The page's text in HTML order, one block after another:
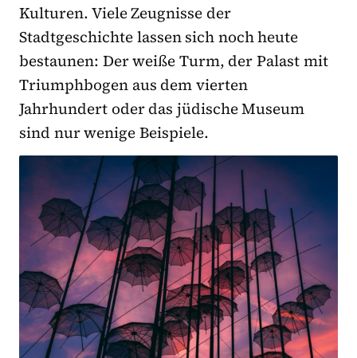
Kulturen. Viele Zeugnisse der
Stadtgeschichte lassen sich noch heute
bestaunen: Der weiße Turm, der Palast mit
Triumphbogen aus dem vierten
Jahrhundert oder das jüdische Museum
sind nur wenige Beispiele.